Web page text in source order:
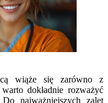
wiąże się zarówno z
dokładnie rozważyć
najważniejszych zalet